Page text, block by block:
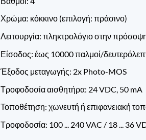
Χρώμα: κόκκινο (επιλογή: πράσινο)
Λειτουργία: πληκτρολόγιο στην
Είσοδος: έως 10000 παλμοί/
Έξοδος μεταγωγής: 2x Photo-MOS
Τροφοδοσία αισθητήρα: 24 VDC, 50 mA
Τοποθέτηση: χωνευτή ή επιφανειακή
Τροφοδοσία: 100 ... 240 VAC / 18 ... 36